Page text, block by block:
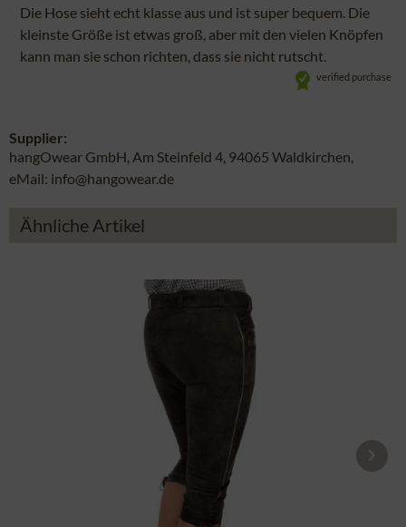
Die Hose sieht echt klasse aus und ist super bequem. Die
kleinste Größe ist etwas groß, aber mit den vielen Knöpfen
kann man sie schon richten, dass sie nicht rutscht.
verified purchase
Supplier:
hangOwear GmbH, Am Steinfeld 4, 94065 Waldkirchen,
eMail: info@hangowear.de
Ähnliche Artikel